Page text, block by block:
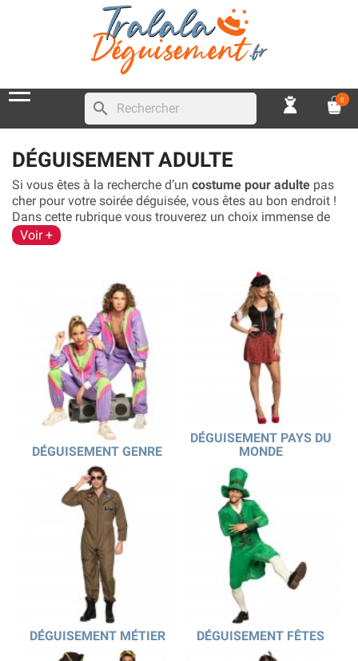
search 0
DÉGUISEMENT ADULTE
Si vous êtes à la recherche d’un costume pour adulte pas
cher pour votre soirée déguisée, vous êtes au bon endroit !
Dans cette rubrique vous trouverez un choix immense de
déguisement pour adultes
déguisements pour homme
proposons des classiques comme les déguisements de
Romains, d’Indiens, ou des déguisements sur le thème
disco. Il y a forcément un
déguisement pour adulte
au thème de votre soirée. Concernant les tailles, il y a un
large choix, allant de la taille unique au XXL en passant par
la taille S, L et M. Si vous êtes plutôt
déguisement
classique ou original nous avons aussi un large choix :
Déguisement Hot-Dog
Déguisement toilettes
Déguisement de bouteille de bière
Voir +
DÉGUISEMENT GENRE
DÉGUISEMENT PAYS DU
MONDE
DÉGUISEMENT MÉTIER DÉGUISEMENT FÊTES